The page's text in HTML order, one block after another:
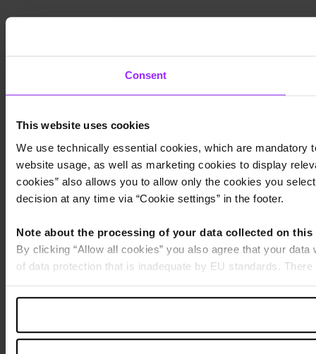
Consent
This website uses cookies
We use technically essential cookies, which are mandatory
website usage, as well as marketing cookies to display
cookies” also allows you to allow only the cookies you
decision at any time via “Cookie settings” in the footer.
Note about the processing of your data collected on this
By clicking “Allow all cookies” you also agree that your
of data protection that is inadequate by EU standards.